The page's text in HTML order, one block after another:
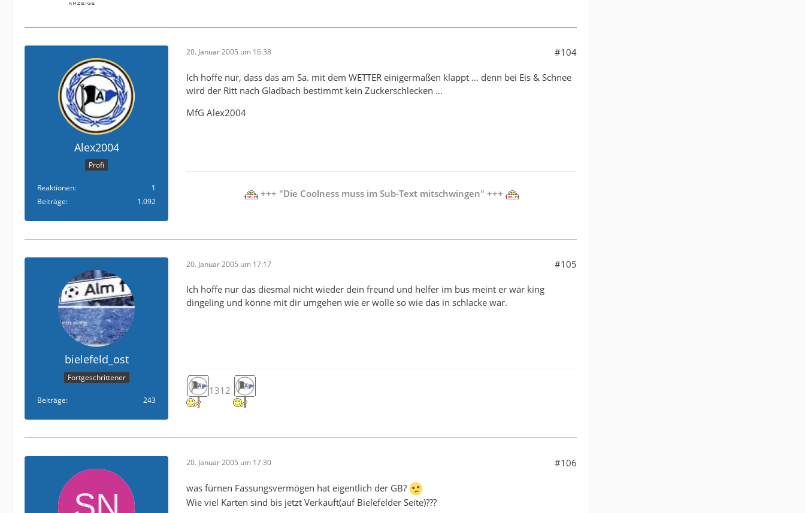
Alex2004
Profi
Reaktionen
1
Beiträge
1.092
20. Januar 2005 um 16:38 #104
Ich hoffe nur, dass das am Sa. mit dem WETTER einigermaßen klappt ... denn bei Eis & Schnee
wird der Ritt nach Gladbach bestimmt kein Zuckerschlecken ...
MfG Alex2004
+++ "Die Coolness muss im Sub-Text mitschwingen" +++
bielefeld_ost
Fortgeschrittener
Beiträge 243
20. Januar 2005 um 17:17 #105
Ich hoffe nur das diesmal nicht wieder dein freund und helfer im bus meint er wär king
dingeling und könne mit dir umgehen wie er wolle so wie das in schlacke war.
1312
20. Januar 2005 um 17:30 #106
was fürnen Fassungsvermögen hat eigentlich der GB?
Wie viel Karten sind bis jetzt Verkauft(auf Bielefelder Seite)???